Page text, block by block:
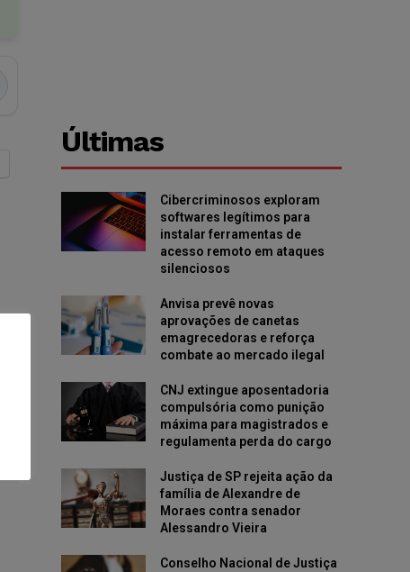
Últimas
Cibercriminosos exploram
softwares legítimos para
instalar ferramentas de
acesso remoto em ataques
silenciosos
Anvisa prevê novas
aprovações de canetas
emagrecedoras e reforça
combate ao mercado ilegal
CNJ extingue aposentadoria
compulsória como punição
máxima para magistrados e
regulamenta perda do cargo
Justiça de SP rejeita ação da
família de Alexandre de
Moraes contra senador
Alessandro Vieira
Conselho Nacional de Justiça